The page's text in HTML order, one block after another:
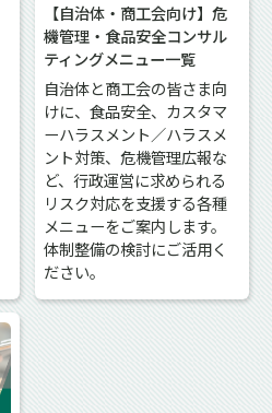
【自治体・商工会向け】危
機管理・食品安全コンサル
ティングメニュー一覧
自治体と商工会の皆さま向
けに、食品安全、カスタマ
ーハラスメント／ハラスメ
ント対策、危機管理広報な
ど、行政運営に求められる
リスク対応を支援する各種
メニューをご案内します。
体制整備の検討にご活用く
ださい。